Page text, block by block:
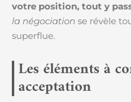
votre position, tout y
la négociation se révèle
superflue.
Les éléments à
acceptation